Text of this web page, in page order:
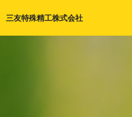
三友特殊精工株式会社